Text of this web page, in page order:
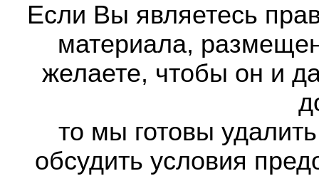
Если Вы являетесь
материала,
желаете, чтобы он и
то мы готовы
обсудить условия